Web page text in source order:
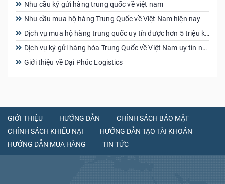
Nhu cầu ký gửi hàng trung quốc về việt nam
Nhu cầu mua hộ hàng Trung Quốc về Việt Nam hiện nay
Dịch vụ mua hộ hàng trung quốc uy tín được hơn 5 triệu khách hàng tin dùng
Dịch vụ ký gửi hàng hóa Trung Quốc về Việt Nam uy tín nhất
Giới thiệu về Đại Phúc Logistics
GIỚI THIỆU HƯỚNG DẪN
CHÍNH SÁCH BẢO MẬT
CHÍNH SÁCH KHIẾU NẠI
HƯỚNG DẪN TẠO TÀI KHOẢN
HƯỚNG DẪN MUA HÀNG
TIN TỨC